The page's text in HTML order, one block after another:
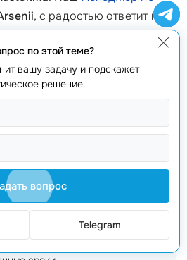
, с радостью ответит на
решение, которое
вашего бизнеса. Мы
и поддержку на каждом
дальнейшего обслуживания.
о наших услугах
используете для разработки баз
только проверенные и
, такие как CockroachDB и
проектов ?Сроки зависят от
мы стараемся завершать
по этой теме?
вашу задачу и подскажет
решение.
вопрос
Telegram